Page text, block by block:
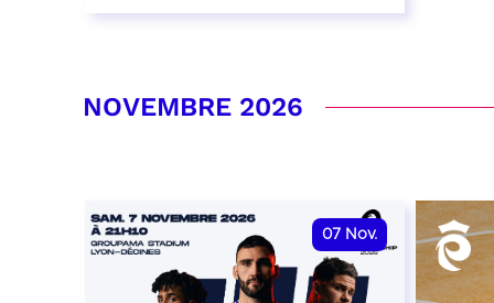
RÉSERVER
NOVEMBRE 2026
07 Nov.